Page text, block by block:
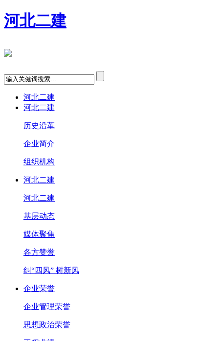
河北二建
河北二建
河北二建
历史沿革
企业简介
组织机构
河北二建
河北二建
基层动态
媒体聚焦
各方赞誉
纠“四风” 树新风
企业荣誉
企业管理荣誉
思想政治荣誉